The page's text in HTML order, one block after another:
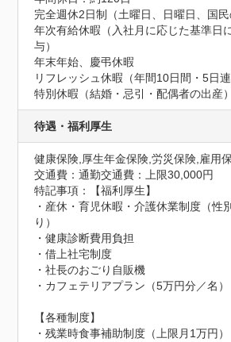
完全週休2日制（土曜日、日曜日、国民
年次有給休暇（入社月に応じた基準日
与）
年末年始、慶弔休暇
リフレッシュ休暇（年間10日間・5日連
特別休暇（結婚・忌引・配偶者の出産）
待遇・福利厚生
健康保険,厚生年金保険,労災保険,雇用
交通費：通勤交通費：上限30,000円
特記事項：【福利厚生】
・産休・育児休暇・介護休業制度（性
り）
・健康診断費用負担
・借上社宅制度
・社長のおごり自販機
・カフェテリアプラン（5万円分／名）
【各種制度】
・残業時食事補助制度（上限月1万円）